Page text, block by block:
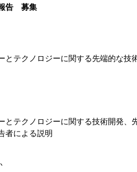
告 募集
とテクノロジーに関する先端的な
とテクノロジーに関する技術開発
者による説明